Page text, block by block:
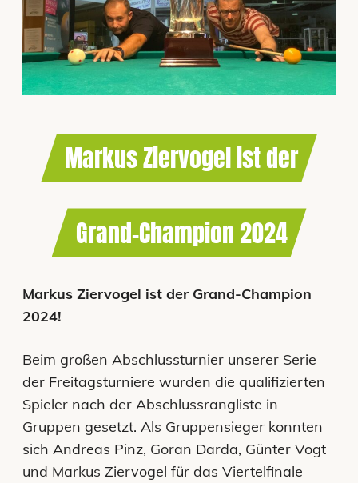
Markus Ziervogel ist der
Grand-Champion 2024
Markus Ziervogel ist der Grand-Champion
2024!
Beim großen Abschlussturnier unserer Serie
der Freitagsturniere wurden die qualifizierten
Spieler nach der Abschlussrangliste in
Gruppen gesetzt. Als Gruppensieger konnten
sich Andreas Pinz, Goran Darda, Günter Vogt
und Markus Ziervogel für das Viertelfinale